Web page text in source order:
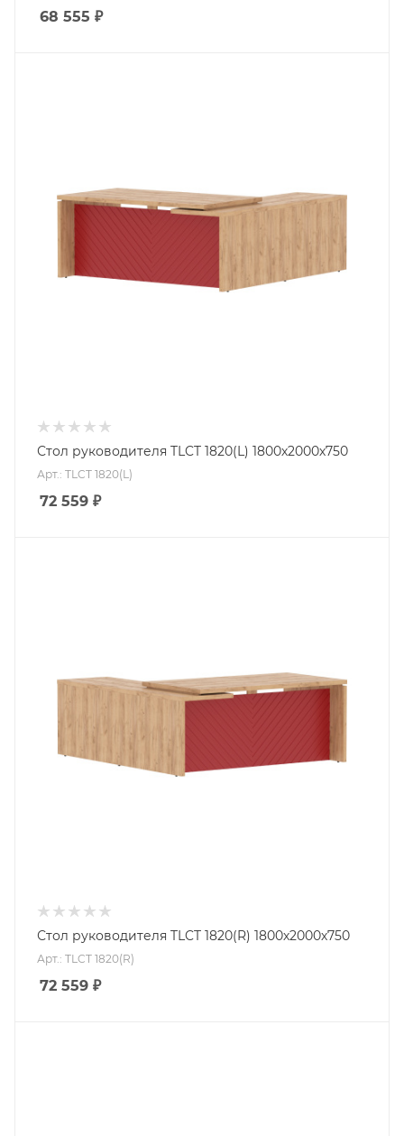
68 555 ₽
Стол руководителя TLCT 1820(L) 1800х2000х750
Арт.: TLCT 1820(L)
72 559 ₽
Стол руководителя TLCT 1820(R) 1800х2000х750
Арт.: TLCT 1820(R)
72 559 ₽